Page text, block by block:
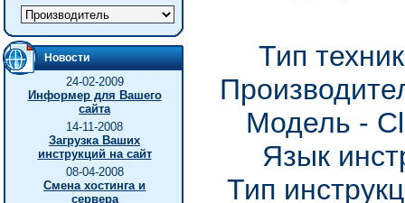
Новости
24-02-2009
Информер для Вашего
сайта
14-11-2008
Загрузка Ваших
инструкций на сайт
08-04-2008
Смена хостинга и
сервера
Тип
Модель -
Язык
Тип